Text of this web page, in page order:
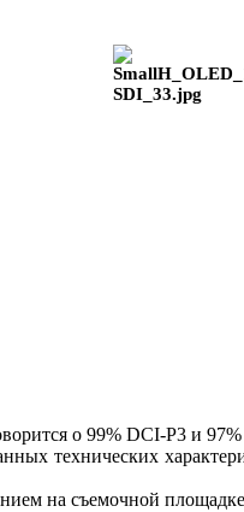
о 99% DCI-P3 и
технических
на съемочной